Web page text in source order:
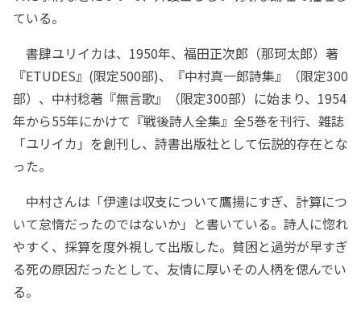
ている。
書肆ユリイカは、1950年、福田正次郎（那珂太郎）著
『ETUDES』(限定500部)、『中村真一郎詩集』（限定300
部）、中村稔著『無言歌』（限定300部）に始まり、1954
年から55年にかけて『戦後詩人全集』全5巻を刊行、雑誌
「ユリイカ」を創刊し、詩書出版社として伝説的存在とな
った。
中村さんは「伊達は収支について鷹揚にすぎ、計算につ
いて怠惰だったのではないか」と書いている。詩人に惚れ
やすく、採算を度外視して出版した。貧困と過労が早すぎ
る死の原因だったとして、友情に厚いその人柄を偲んでい
る。